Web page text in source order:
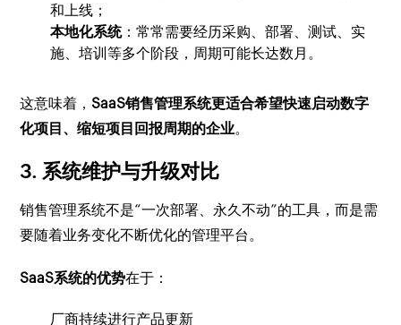
和上线；
本地化系统：常常需要经历采购、部署、测试、实
施、培训等多个阶段，周期可能长达数月。
这意味着，SaaS销售管理系统更适合希望快速启动数字
化项目、缩短项目回报周期的企业。
3. 系统维护与升级对比
销售管理系统不是“一次部署、永久不动”的工具，而是需
要随着业务变化不断优化的管理平台。
SaaS系统的优势在于：
厂商持续进行产品更新